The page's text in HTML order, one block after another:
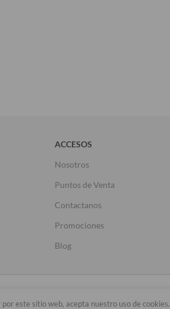
ACCESOS
Nosotros
Puntos de Venta
Contactanos
Promociones
Blog
este sitio web, acepta nuestro uso de cookies.